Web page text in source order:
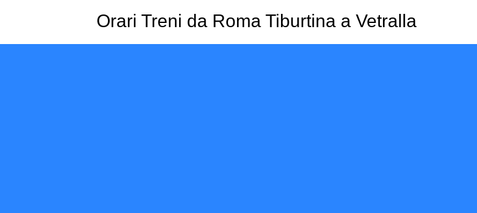
Orari Treni da Roma Tiburtina a Vetralla